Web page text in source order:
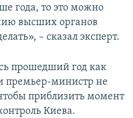
года, то это можно
высших органов
– сказал эксперт.
прошедший год как
премьер-министр не
приблизить момент
Киева.